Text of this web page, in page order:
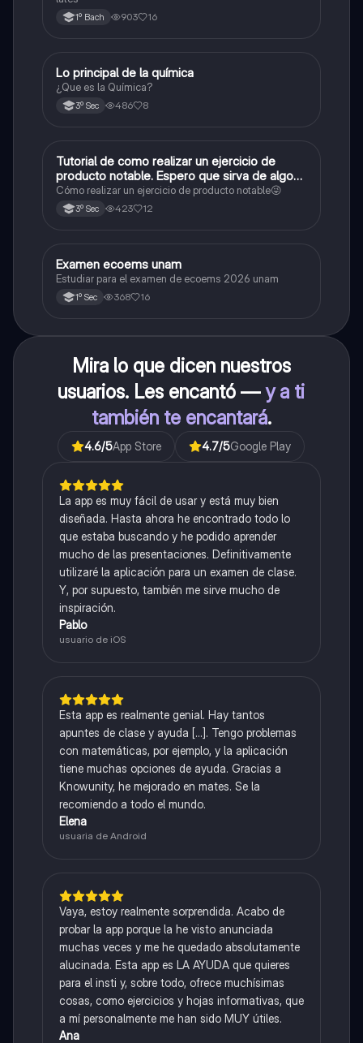
1º Bach 903 16
Química
Lo principal de la química
¿Que es la Química?
3º Sec 486 8
Matemáticas
Tutorial de como realizar un ejercicio de
producto notable. Espero que sirva de algo💕
😜
Cómo realizar un ejercicio de producto notable😜
3º Sec 423 12
Español
Examen ecoems unam
Estudiar para el examen de ecoems 2026 unam
1º Sec 368 16
Mira lo que dicen nuestros
usuarios. Les encantó —y a ti
también te encantará.
4.6/5App Store 4.7/5Google Play
La app es muy fácil de usar y está muy bien
diseñada. Hasta ahora he encontrado todo lo
que estaba buscando y he podido aprender
mucho de las presentaciones. Definitivamente
utilizaré la aplicación para un examen de clase.
Y, por supuesto, también me sirve mucho de
inspiración.
Pablo
usuario de iOS
Esta app es realmente genial. Hay tantos
apuntes de clase y ayuda [...]. Tengo problemas
con matemáticas, por ejemplo, y la aplicación
tiene muchas opciones de ayuda. Gracias a
Knowunity, he mejorado en mates. Se la
recomiendo a todo el mundo.
Elena
usuaria de Android
Vaya, estoy realmente sorprendida. Acabo de
probar la app porque la he visto anunciada
muchas veces y me he quedado absolutamente
alucinada. Esta app es LA AYUDA que quieres
para el insti y, sobre todo, ofrece muchísimas
cosas, como ejercicios y hojas informativas, que
a mí personalmente me han sido MUY útiles.
Ana